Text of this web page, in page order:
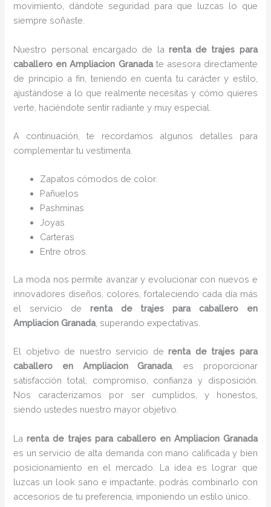
movimiento, dándote seguridad para que luzcas lo que
siempre soñaste.
Nuestro personal encargado de la renta de trajes para
caballero en Ampliacion Granadate asesora directamente
de principio a fin, teniendo en cuenta tu carácter y estilo,
ajustándose a lo que realmente necesitas y cómo quieres
verte, haciéndote sentir radiante y muy especial.
A continuación, te recordamos algunos detalles para
complementar tu vestimenta.
Zapatos cómodos de color.
Pañuelos
Pashminas
Joyas
Carteras
Entre otros.
La moda nos permite avanzar y evolucionar con nuevos e
innovadores diseños, colores, fortaleciendo cada día más
el servicio de renta de trajes para caballero en
Ampliacion Granada, superando expectativas.
El objetivo de nuestro servicio derenta de trajes para
caballero en Ampliacion Granada, es proporcionar
satisfacción total, compromiso, confianza y disposición.
Nos caracterizamos por ser cumplidos, y honestos,
siendo ustedes nuestro mayor objetivo.
Larenta de trajes para caballero en Ampliacion Granada
es un servicio de alta demanda con mano calificada y bien
posicionamiento en el mercado. La idea es lograr que
luzcas un look sano e impactante, podrás combinarlo con
accesorios de tu preferencia, imponiendo un estilo único.